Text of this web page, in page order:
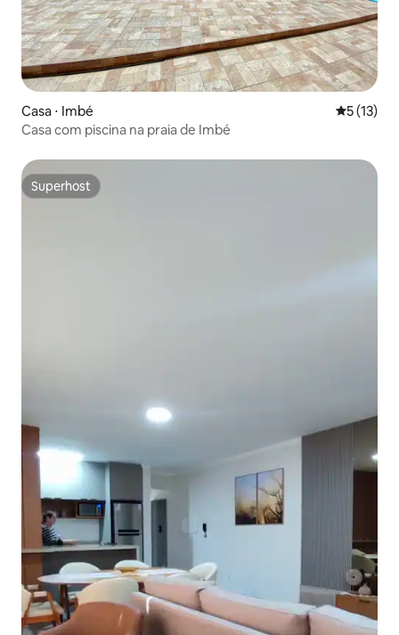
Casa ⋅ Imbé 5 de uma
5 (13)
Casa com piscina na praia de Imbé
Superhost
Superhost